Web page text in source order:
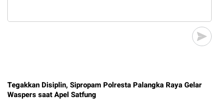
Tegakkan Disiplin, Sipropam Polresta Palangka Raya Gelar
Waspers saat Apel Satfung